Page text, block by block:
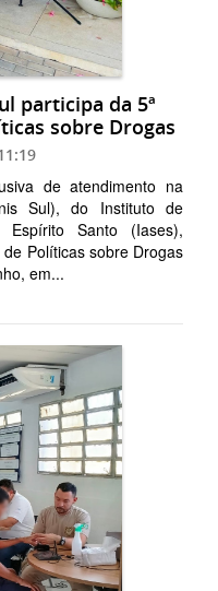
participa da 5ª
sobre Drogas
de atendimento na
Sul), do Instituto de
Espírito Santo (Iases),
Políticas sobre Drogas
em...